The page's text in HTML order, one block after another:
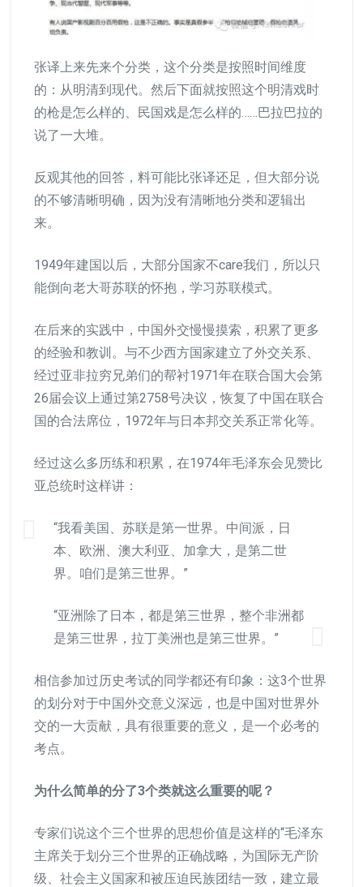
张译上来先来个分类，这个分类是按照时间维度
的：从明清到现代。然后下面就按照这个明清戏时
的枪是怎么样的、民国戏是怎么样的……巴拉巴拉的
说了一大堆。
反观其他的回答，料可能比张译还足，但大部分说
的不够清晰明确，因为没有清晰地分类和逻辑出
来。
1949年建国以后，大部分国家不care我们，所以只
能倒向老大哥苏联的怀抱，学习苏联模式。
在后来的实践中，中国外交慢慢摸索，积累了更多
的经验和教训。与不少西方国家建立了外交关系、
经过亚非拉穷兄弟们的帮衬1971年在联合国大会第
26届会议上通过第2758号决议，恢复了中国在联合
国的合法席位，1972年与日本邦交关系正常化等。
经过这么多历练和积累，在1974年毛泽东会见赞比
亚总统时这样讲：
“我看美国、苏联是第一世界。中间派，日
本、欧洲、澳大利亚、加拿大，是第二世
界。咱们是第三世界。”
“亚洲除了日本，都是第三世界，整个非洲都
是第三世界，拉丁美洲也是第三世界。”
相信参加过历史考试的同学都还有印象：这3个世界
的划分对于中国外交意义深远，也是中国对世界外
交的一大贡献，具有很重要的意义，是一个必考的
考点。
为什么简单的分了3个类就这么重要的呢？
专家们说这个三个世界的思想价值是这样的“毛泽东
主席关于划分三个世界的正确战略，为国际无产阶
级、社会主义国家和被压迫民族团结一致，建立最